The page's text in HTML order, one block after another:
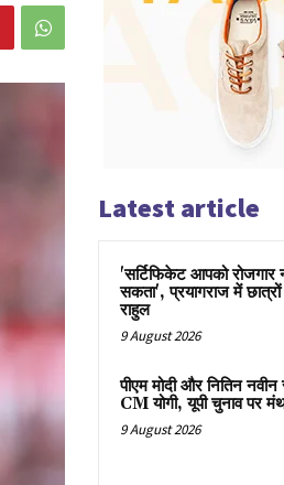
Latest article
'सर्टिफिकेट आपको रोजगार
सकता', प्रयागराज में
राहुल
9 August 2026
पीएम मोदी और नितिन
CM योगी, यूपी चुनाव पर
9 August 2026